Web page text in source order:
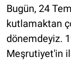
Bugün, 24
kutlamaktan
dönemdeyiz.
Meşrutiyet'in